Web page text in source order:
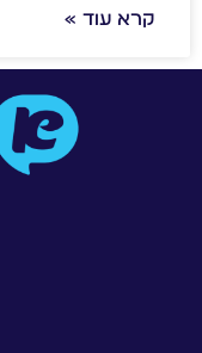
קרא עוד »